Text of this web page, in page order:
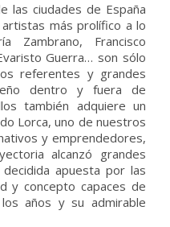
las ciudades de España
más prolífico a lo
Zambrano, Francisco
Guerra… son sólo
referentes y grandes
dentro y fuera de
también adquiere un
Lorca, uno de nuestros
y emprendedores,
alcanzó grandes
apuesta por las
y concepto capaces de
años y su admirable